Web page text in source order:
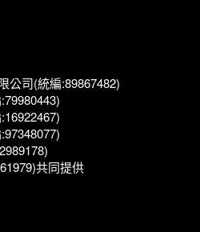
公司(統編:89867482)
共同提供